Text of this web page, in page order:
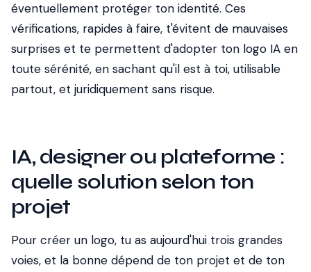
éventuellement protéger ton identité. Ces
vérifications, rapides à faire, t'évitent de mauvaises
surprises et te permettent d'adopter ton logo IA en
toute sérénité, en sachant qu'il est à toi, utilisable
partout, et juridiquement sans risque.
IA, designer ou plateforme :
quelle solution selon ton
projet
Pour créer un logo, tu as aujourd'hui trois grandes
voies, et la bonne dépend de ton projet et de ton